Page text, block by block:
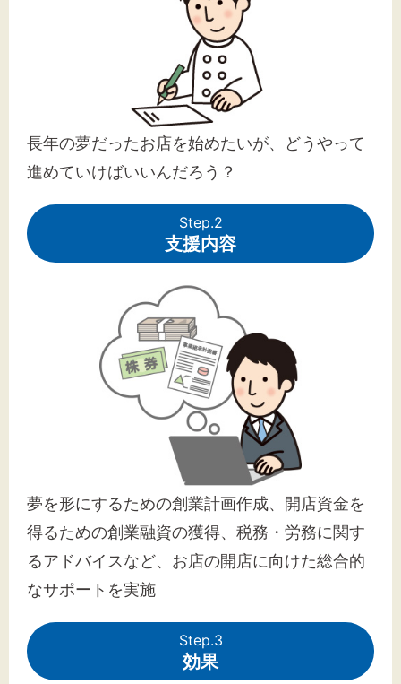
長年の夢だったお店を始めたいが、どうやって
進めていけばいいんだろう？
Step.2
支援内容
夢を形にするための創業計画作成、開店資金を
得るための創業融資の獲得、税務・労務に関す
るアドバイスなど、お店の開店に向けた総合的
なサポートを実施
Step.3
効果